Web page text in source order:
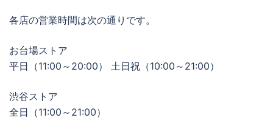
各店の営業時間は次の通りです。
お台場ストア
平日（11:00～20:00） 土日祝（10:00～21:00）
渋谷ストア
全日（11:00～21:00）